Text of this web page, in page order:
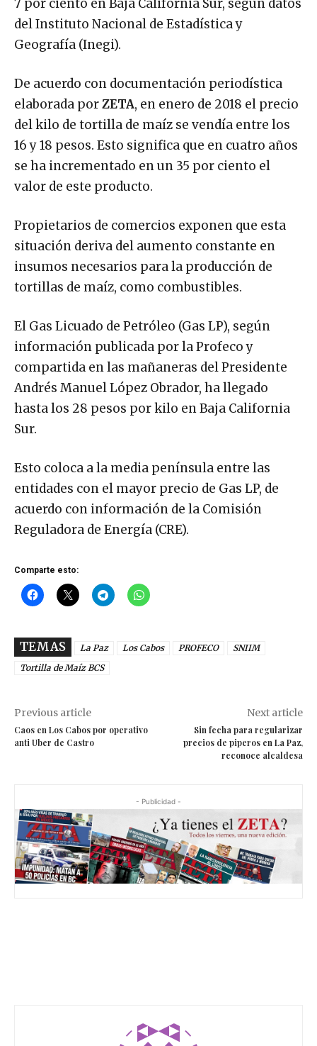
7 por ciento en Baja California Sur, según datos
del Instituto Nacional de Estadística y
Geografía (Inegi).
De acuerdo con documentación periodística
elaborada porZETA, en enero de 2018 el precio
del kilo de tortilla de maíz se vendía entre los
16 y 18 pesos. Esto significa que en cuatro años
se ha incrementado en un 35 por ciento el
valor de este producto.
Propietarios de comercios exponen que esta
situación deriva del aumento constante en
insumos necesarios para la producción de
tortillas de maíz, como combustibles.
El Gas Licuado de Petróleo (Gas LP), según
información publicada por la Profeco y
compartida en las mañaneras del Presidente
Andrés Manuel López Obrador, ha llegado
hasta los 28 pesos por kilo en Baja California
Sur.
Esto coloca a la media península entre las
entidades con el mayor precio de Gas LP, de
acuerdo con información de la Comisión
Reguladora de Energía (CRE).
Comparte esto:
TEMAS La Paz Los Cabos PROFECO
SNIIM
Tortilla de Maíz BCS
Previous article
Caos en Los Cabos por operativo
anti Uber de Castro
Next article
Sin fecha para regularizar
precios de piperos en La Paz,
reconoce alcaldesa
- Publicidad -